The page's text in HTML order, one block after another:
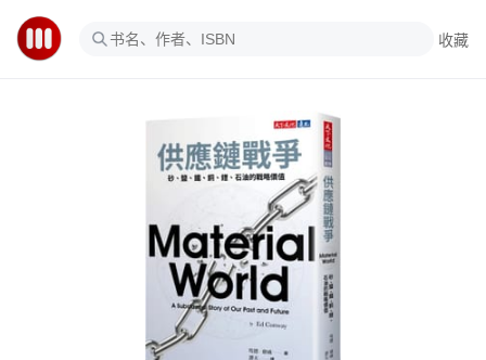
收藏